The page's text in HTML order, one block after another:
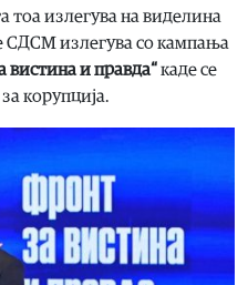
тоа излегува на виделина
СДСМ излегува со кампања
вистина и правда“каде се
корупција.